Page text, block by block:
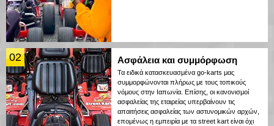
02 Ασφάλεια και συμμόρφωση
Τα ειδικά κατασκευασμένα go-karts μας
συμμορφώνονται πλήρως με τους τοπικούς
νόμους στην Ιαπωνία. Επίσης, οι κανονισμοί
ασφαλείας της εταιρείας υπερβαίνουν τις
απαιτήσεις ασφαλείας των αστυνομικών αρχών,
επομένως η εμπειρία με τα street kart είναι όχι